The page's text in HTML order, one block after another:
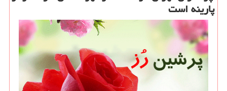
پارینه است